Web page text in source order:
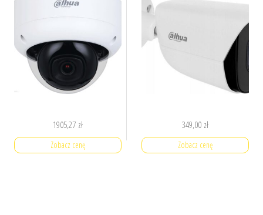
1905,27 zł
Zobacz cenę
349,00 zł
Zobacz cenę